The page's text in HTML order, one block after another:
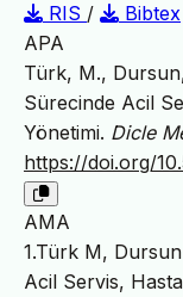
RIS /
Bibtex
APA
Türk, M.,
Sürecinde Acil
Yönetimi. Dicle
https://doi.org/
AMA
1.Türk M,
Acil Servis,